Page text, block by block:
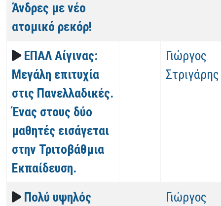
Άνδρες με νέο
ατομικό ρεκόρ!
ΕΠΑΛ Αίγινας:
Μεγάλη επιτυχία
στις Πανελλαδικές.
Ένας στους δύο
μαθητές εισάγεται
στην Τριτοβάθμια
Εκπαίδευση.
Γιώργος
Στριγάρης
Πολύ υψηλός
Γιώργος